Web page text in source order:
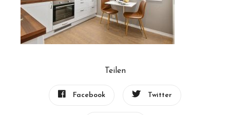
Teilen
Facebook Twitter